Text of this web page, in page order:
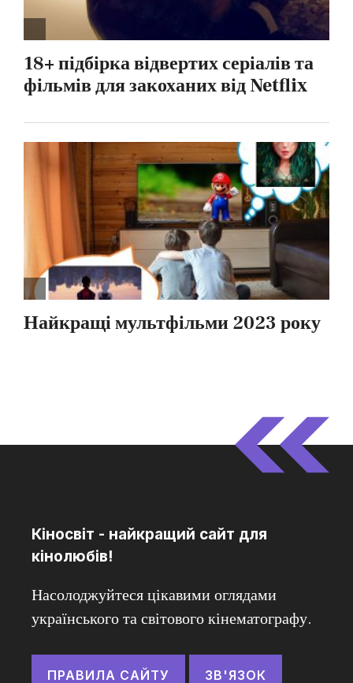
Кіносвіт - найкращий сайт для
кінолюбів!
Насолоджуйтеся цікавими оглядами
українського та світового кінематографу.
ПРАВИЛА САЙТУ ЗВ'ЯЗОК